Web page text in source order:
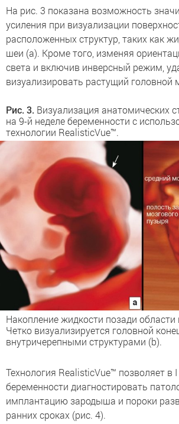
На рис. 3 показана возможность
усиления при визуализации
расположенных структур, таких как
шеи (a). Кроме того, изменяя
света и включив инверсный режим,
визуализировать растущий головной
Рис. 3. Визуализация анатомических
на 9-й неделе беременности с
технологии RealisticVue™.
Накопление жидкости позади области
Четко визуализируется головной
внутричерепными структурами (b).
Технология RealisticVue™ позволяет в
беременности диагностировать
имплантацию зародыша и пороки
ранних сроках (рис. 4).